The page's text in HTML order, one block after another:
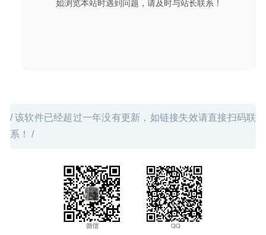
如浏览本站时遇到问题，请及时与站长联系！
/ 该软件已经超过一年没有更新，如链接失效请直接扫码联
系！ /